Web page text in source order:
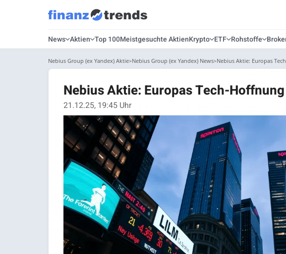
News Aktien Top 100Meistgesuchte AktienKrypto ETF Rohstoffe
Nebius Group (ex Yandex) Aktie Nebius Group (ex Yandex) News Nebius Aktie: Europas
Nebius Aktie: Europas Tech-Hoffnung
21.12.25, 19:45 Uhr